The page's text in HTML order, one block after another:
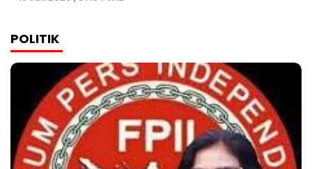
POLITIK